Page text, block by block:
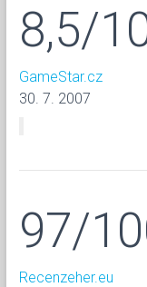
8,5/
GameStar.cz
30. 7. 2007
97/
Recenzeher.eu